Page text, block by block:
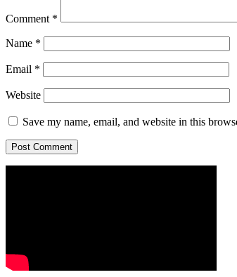
Comment *
Name *
Email *
Website
Save my name, email, and website in this